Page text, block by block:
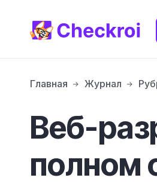
Главная Журнал
Веб-
полном